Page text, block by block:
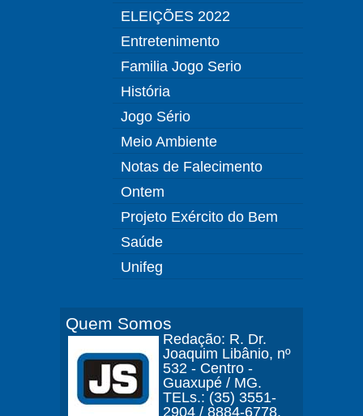
ELEIÇÕES 2022
Entretenimento
Familia Jogo Serio
História
Jogo Sério
Meio Ambiente
Notas de Falecimento
Ontem
Projeto Exército do Bem
Saúde
Unifeg
Quem Somos
Redação: R. Dr.
Joaquim Libânio, nº
532 - Centro -
Guaxupé / MG.
TELs.: (35) 3551-
2904 / 8884-6778.